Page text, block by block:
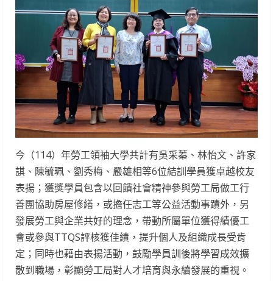
今（114）年勞工領袖大學共計有吳采蓁、林怡文、許家
諆、陳毓珮、劉秀梅、嚴雄相等6位結訓學員獲卓越校友
表揚；獲獎學員包含以回饋社會精神參與勞工局做工行
善團協助房屋修繕，或擔任志工等公益活動事蹟外，另
發展勞工與企業共好的理念，帶動所屬單位獲得績優工
會或參與TTQS評核獲佳績，提升個人及組織成長受肯
定；同時也藉由表揚活動，鼓勵學員訓後將學習成效擴
散到職場，彰顯勞工局對人才培育與永續發展的重視。